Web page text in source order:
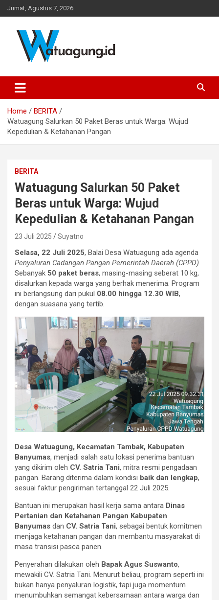
Skip
to
Jumat, Agustus 7, 2026
Watuagung.ID
Banyumas, Jawa Tengah
Home
BERITA
Watuagung Salurkan 50 Paket Beras untuk Warga: Wujud
Kepedulian & Ketahanan Pangan
BERITA
Watuagung Salurkan 50 Paket
Beras untuk Warga: Wujud
Kepedulian & Ketahanan Pangan
23 Juli 2025 Suyatno
Selasa, 22 Juli 2025, Balai Desa Watuagung ada agenda
Penyaluran Cadangan Pangan Pemerintah Daerah (CPPD).
Sebanyak 50 paket beras, masing-masing seberat 10 kg,
disalurkan kepada warga yang berhak menerima. Program
ini berlangsung dari pukul 08.00 hingga 12.30 WIB,
dengan suasana yang tertib.
Desa Watuagung, Kecamatan Tambak, Kabupaten
Banyumas, menjadi salah satu lokasi penerima bantuan
yang dikirim oleh CV. Satria Tani, mitra resmi pengadaan
pangan. Barang diterima dalam kondisi baik dan lengkap,
sesuai faktur pengiriman tertanggal 22 Juli 2025.
Bantuan ini merupakan hasil kerja sama antara Dinas
Pertanian dan Ketahanan Pangan Kabupaten
Banyumas dan CV. Satria Tani, sebagai bentuk komitmen
menjaga ketahanan pangan dan membantu masyarakat di
masa transisi pasca panen.
Penyerahan dilakukan oleh Bapak Agus Suswanto,
mewakili CV. Satria Tani. Menurut beliau, program seperti ini
bukan hanya penyaluran logistik, tapi juga momentum
menumbuhkan semangat kebersamaan antara warga dan